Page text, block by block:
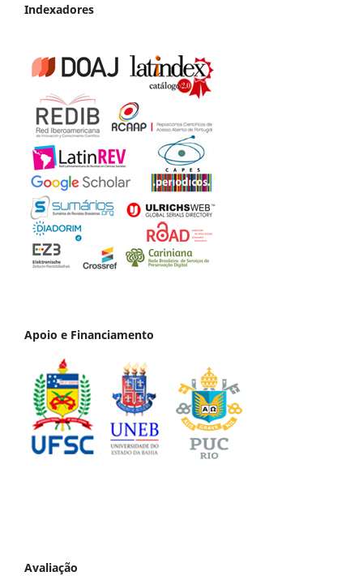
Indexadores
Apoio e Financiamento
Avaliação